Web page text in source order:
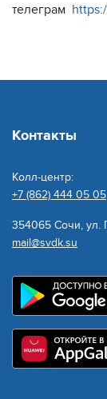
телеграм
Контакты
Колл-центр:
+7 (862) 444 05 05
354065 Сочи, ул.
mail@svdk.su